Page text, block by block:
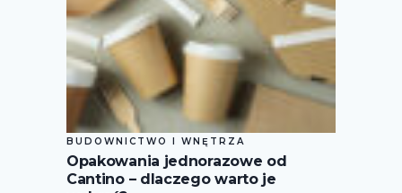
BUDOWNICTWO I WNĘTRZA
Opakowania jednorazowe od
Cantino – dlaczego warto je